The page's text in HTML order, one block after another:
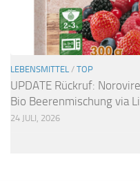
LEBENSMITTEL / TOP
UPDATE Rückruf:
Bio Beerenmischung via
24 JULI, 2026